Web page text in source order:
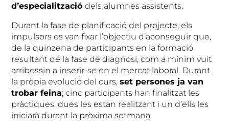
d’especialitzaciódels alumnes assistents.
Durant la fase de planificació del projecte, els
impulsors es van fixar l’objectiu d’aconseguir que,
de la quinzena de participants en la formació
resultant de la fase de diagnosi, com a mínim vuit
arribessin a inserir-se en el mercat laboral. Durant
la pròpia evolució del curs,set persones ja van
trobar feina; cinc participants han finalitzat les
pràctiques, dues les estan realitzant i un d’ells les
iniciarà durant la pròxima setmana.